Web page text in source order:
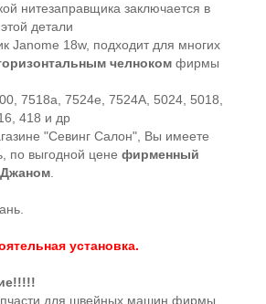
нитезаправщика заключается в
детали
18w, подходит для многих
челноком фирмы
7518a, 7524e, 7524A, 5024, 5018,
418 и др
"Севинг Салон", Вы имеете
по выгодной цене фирменный
Джаном
установка.
для швейных машин фирмы